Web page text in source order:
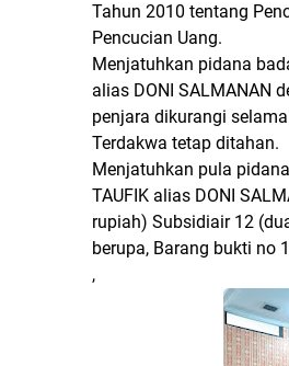
Tahun 2010 tentang
Pencucian Uang.
Menjatuhkan pidana
alias DONI SALMANAN
penjara dikurangi
Terdakwa tetap ditahan.
Menjatuhkan pula
TAUFIK alias DONI
rupiah) Subsidiair 12
berupa, Barang bukti no
,